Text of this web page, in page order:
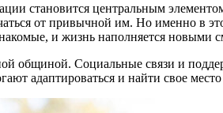
становится центральным
от привычной им. Но именно в
и жизнь наполняется новыми
общиной. Социальные связи и
адаптироваться и найти свое место